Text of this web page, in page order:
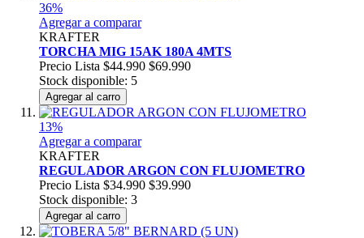
36%
Agregar a comparar
KRAFTER
TORCHA MIG 15AK 180A 4MTS
Precio Lista $44.990 $69.990
Stock disponible: 5
Agregar al carro
13%
Agregar a comparar
KRAFTER
REGULADOR ARGON CON FLUJOMETRO
Precio Lista $34.990 $39.990
Stock disponible: 3
Agregar al carro